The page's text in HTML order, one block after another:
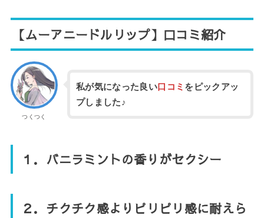
【ムーアニードルリップ】口コミ紹介
つくつく
私が気になった良い口コミ をピックアッ
プしました♪
１．バニラミントの香りがセクシー
２．チクチク感よりピリピリ感に耐えら